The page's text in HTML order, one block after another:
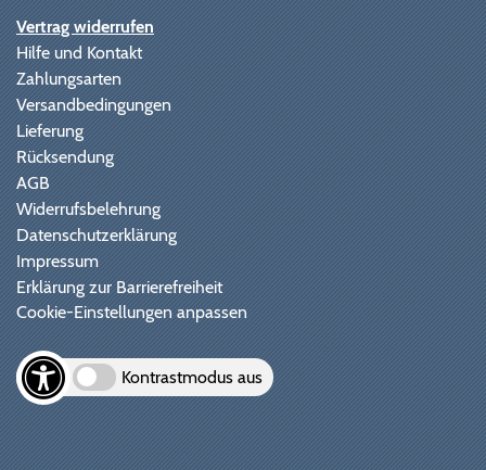
Vertrag widerrufen
Hilfe und Kontakt
Zahlungsarten
Versandbedingungen
Lieferung
Rücksendung
AGB
Widerrufsbelehrung
Datenschutzerklärung
Impressum
Erklärung zur Barrierefreiheit
Cookie-Einstellungen anpassen
Kontrastmodus aus